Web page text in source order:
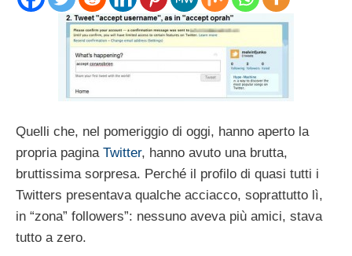
Quelli che, nel pomeriggio di oggi, hanno aperto la
propria pagina Twitter, hanno avuto una brutta,
bruttissima sorpresa. Perché il profilo di quasi tutti i
Twitters presentava qualche acciacco, soprattutto lì,
in “zona” followers”: nessuno aveva più amici, stava
tutto a zero.